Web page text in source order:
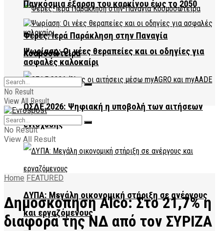
Φέρες: Ιερά Παράκληση στην Παναγία
Κοσμοσώτειρα
ΟΣΔΕ 2026: Ψηφιακή η υποβολή των αιτήσεων
ενίσχυσης
ΔΥΠΑ: Μεγάλη οικονομική στήριξη σε ανέργους
και εργαζόμενους
Παγκόσμια έξαρση του καρκίνου έως το 2050
Ψωρίαση: Οι νέες θεραπείες και οι οδηγίες για
ασφαλές καλοκαίρι
No Result
View All Result
No Result
View All Result
Home FEATURED
Δημοσκόπηση Alco: Στο 21,7% η
διαφορά της ΝΔ από τον ΣΥΡΙΖΑ